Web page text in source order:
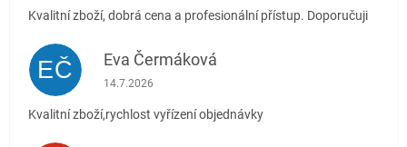
Kvalitní zboží, dobrá cena a profesionální přístup. Doporučuji
EČ Eva Čermáková
Hodnocení obchodu je 5 z 5 hvězdiček.
14.7.2026
Kvalitní zboží,rychlost vyřízení objednávky